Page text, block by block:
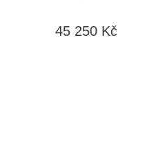
45 250 Kč